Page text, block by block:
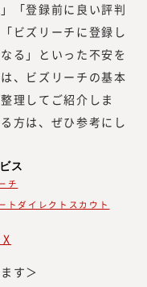
学理工学部
ャー企業を
過程で「日本
が強くなり、
ーズ（現・東
。
「登録前に良い評判
ビズリーチに登録し
る」といった不安を
、ビズリーチの基本
理してご紹介しま
方は、ぜひ参考にし
ス
チ
トダイレクトスカウト
す＞